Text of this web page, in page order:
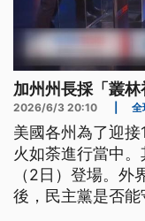
加州州長採「叢
2026/6/3 20:10 全
美國各州為了迎
火如荼進行當中
（2日）登場。
後，民主黨是否